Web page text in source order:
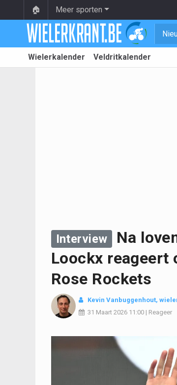
🏠 Meer sporten
Wielerkalender Veldritkalender
Interview
Na
Loockx reageert
Rose Rockets
Kevin Vanbuggenhout,
31 Maart 2026 11:00 | Reageer